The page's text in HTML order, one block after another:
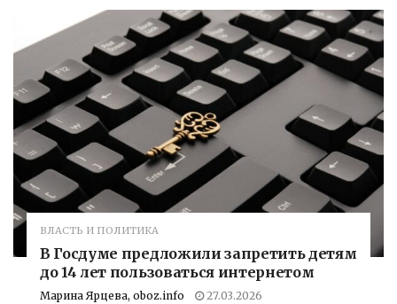
ВЛАСТЬ И ПОЛИТИКА
В Госдуме предложили запретить детям
до 14 лет пользоваться интернетом
Марина Ярцева, oboz.info 27.03.2026